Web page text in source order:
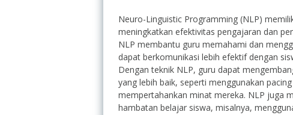
Neuro-Linguistic Programming (NLP)
meningkatkan efektivitas pengajaran dan
NLP membantu guru memahami dan
dapat berkomunikasi lebih efektif dengan
Dengan teknik NLP, guru dapat
yang lebih baik, seperti menggunakan
mempertahankan minat mereka. NLP juga
hambatan belajar siswa, misalnya,